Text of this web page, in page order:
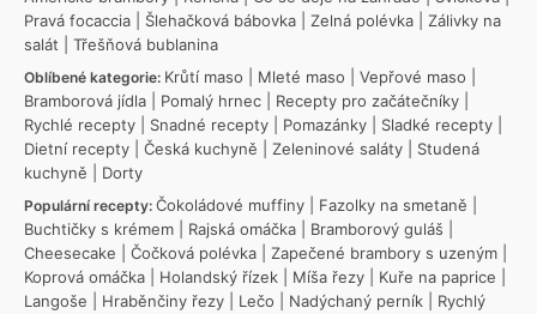
Pravá focaccia
Šlehačková bábovka Zelná polévka
Zálivky na
salát
Třešňová bublanina
Oblíbené kategorie: Krůtí maso Mleté maso Vepřové maso
Bramborová jídla
Pomalý hrnec Recepty pro začátečníky
Rychlé recepty
Snadné recepty Pomazánky Sladké recepty
Dietní recepty
Česká kuchyně Zeleninové saláty
Studená
kuchyně
Dorty
Populární recepty: Čokoládové muffiny Fazolky na smetaně
Buchtičky s krémem
Rajská omáčka Bramborový guláš
Cheesecake
Čočková polévka Zapečené brambory s uzeným
Koprová omáčka
Holandský řízek Míša řezy Kuře na paprice
Langoše
Hraběnčiny řezy Lečo Nadýchaný perník
Rychlý